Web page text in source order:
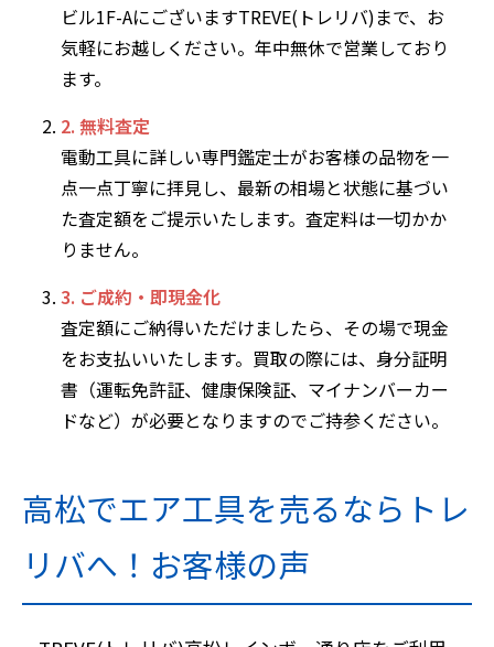
ビル1F-AにございますTREVE(トレリバ)まで、お
気軽にお越しください。年中無休で営業しており
ます。
2. 無料査定
電動工具に詳しい専門鑑定士がお客様の品物を一
点一点丁寧に拝見し、最新の相場と状態に基づい
た査定額をご提示いたします。査定料は一切かか
りません。
3. ご成約・即現金化
査定額にご納得いただけましたら、その場で現金
をお支払いいたします。買取の際には、身分証明
書（運転免許証、健康保険証、マイナンバーカー
ドなど）が必要となりますのでご持参ください。
高松でエア工具を売るならトレ
リバへ！お客様の声